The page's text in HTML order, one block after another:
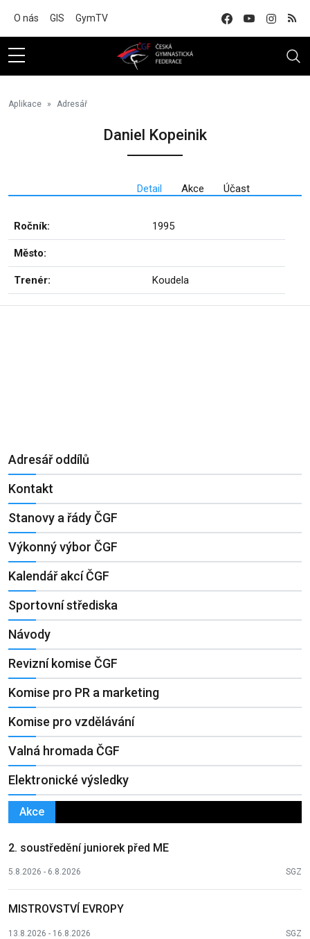
O nás GIS GymTV
Aplikace Adresář
Daniel Kopeinik
Detail Akce Účast
Ročník: 1995
Město:
Trenér: Koudela
Adresář oddílů
Kontakt
Stanovy a řády ČGF
Výkonný výbor ČGF
Kalendář akcí ČGF
Sportovní střediska
Návody
Revizní komise ČGF
Komise pro PR a marketing
Komise pro vzdělávání
Valná hromada ČGF
Elektronické výsledky
Akce
2. soustředění juniorek před ME
5.8.2026 - 6.8.2026 SGZ
MISTROVSTVÍ EVROPY
13.8.2026 - 16.8.2026 SGZ